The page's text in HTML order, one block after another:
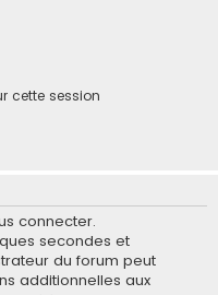
cette session
connecter.
secondes et
du forum peut
additionnelles aux